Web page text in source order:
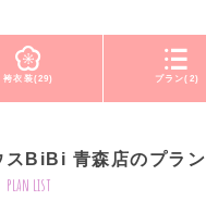
袴衣装(29) プラン(2)
スBiBi 青森店のプラン
plan list